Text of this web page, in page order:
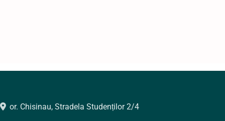
or. Chisinau, Stradela Studenților 2/4